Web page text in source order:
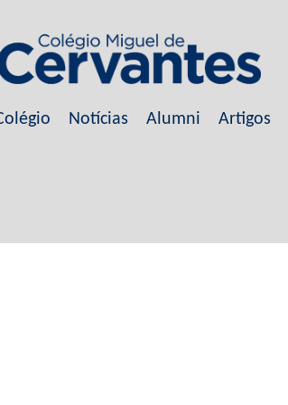
Notícias Alumni Artigos